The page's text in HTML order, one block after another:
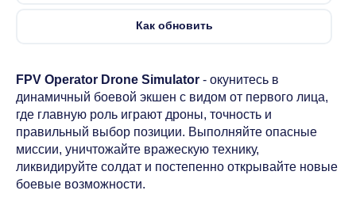
Как обновить
FPV Operator Drone Simulator - окунитесь в
динамичный боевой экшен с видом от первого лица,
где главную роль играют дроны, точность и
правильный выбор позиции. Выполняйте опасные
миссии, уничтожайте вражескую технику,
ликвидируйте солдат и постепенно открывайте новые
боевые возможности.